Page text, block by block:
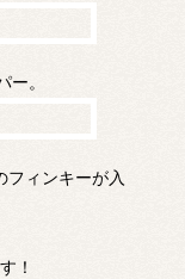
ー。
フィンキーが入
！